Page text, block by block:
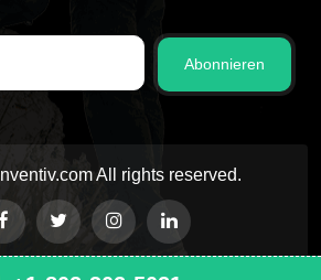
Abonnieren
All rights reserved.